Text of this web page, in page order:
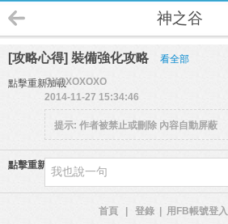
神之谷
[攻略心得] 裝備強化攻略 看全部
點擊重新加載OXOXOXOXO
2014-11-27 15:34:46
提示: 作者被禁止或刪除 內容自動屏蔽
點擊重新加載
首頁 登錄 用FB帳號登入